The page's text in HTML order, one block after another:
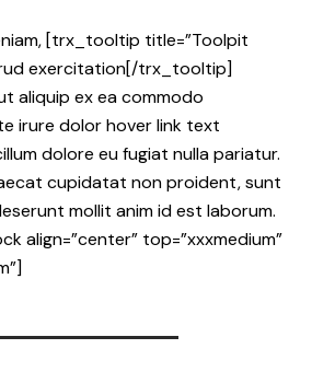
[trx_tooltip title=”Toolpit
exercitation[/trx_tooltip]
aliquip ex ea commodo
irure dolor hover link text
dolore eu fugiat nulla pariatur.
cupidatat non proident, sunt
mollit anim id est laborum.
align=”center” top=”xxxmedium”